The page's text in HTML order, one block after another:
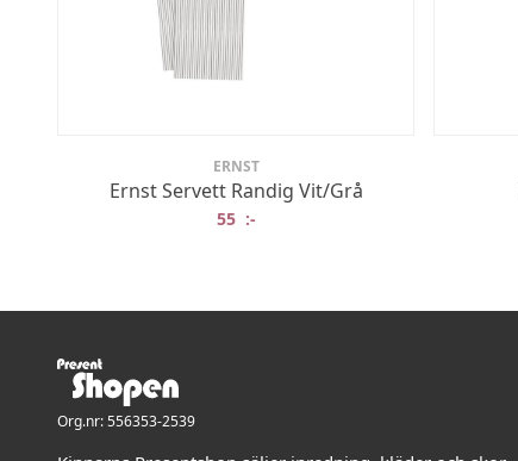
ERNST
Ernst Servett Randig Vit/Grå
55 :-
Org.nr: 556353-2539